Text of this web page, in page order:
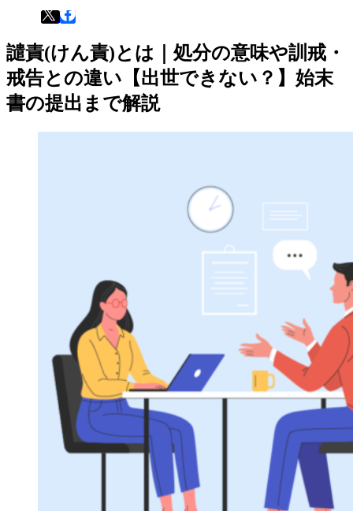
譴責(けん責)とは｜処分の意味や訓戒・
戒告との違い【出世できない？】始末
書の提出まで解説